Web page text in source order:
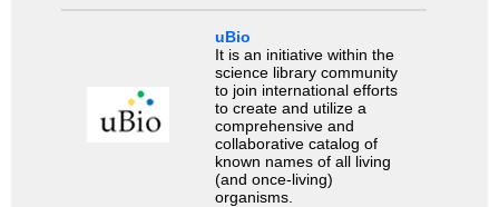
uBio
It is an initiative within the
science library community
to join international efforts
to create and utilize a
comprehensive and
collaborative catalog of
known names of all living
(and once-living)
organisms.